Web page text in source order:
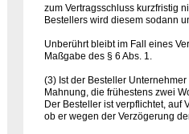
zum Vertragsschluss kurzfristig
Bestellers wird diesem sodann
Unberührt bleibt im Fall eines
Maßgabe des § 6 Abs. 1.
(3) Ist der Besteller
Mahnung, die frühestens zwei
Der Besteller ist verpflichtet, auf
ob er wegen der Verzögerung